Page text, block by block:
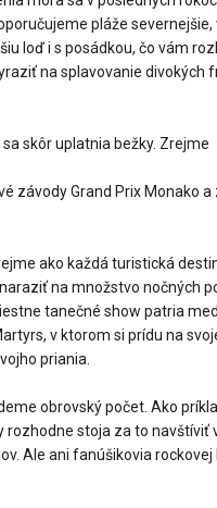
pláže severnejšie,
loď i s posádkou, čo vám
na splavovanie divokých
skôr uplatnia bežky. Zrejme
závody Grand Prix Monako a
ako každá turistická
na množstvo nočných
tanečné show patria
v ktorom si prídu na
priania.
obrovský počet. Ako
rozhodne stoja za to navštíviť
Ale ani fanúšikovia rockovej